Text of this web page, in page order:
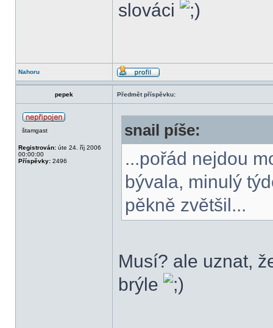
slováci
Nahoru
pepek Předmět příspěvku:
štamgast
Registrován: úte 24. říj 2006
00:00:00
Příspěvky: 2496
snail píše:
...pořád nejdou
bývala, minulý
pěkně zvětšil...
Musí? ale uznat,
brýle